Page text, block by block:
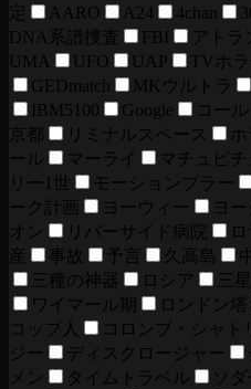
定
AARO A24 4chan
DNA系譜捜査
FBI アトラ
UMA
UFO UAP TVホ
GEDmatch
MKウルトラ
IBM5100
Google コー
京都
リミナルスペース ホ
ール
マーライ マチュピチ
リー1世
モーションブラー
ーク計画
ヨーウィー ヨ
オン
リバーサイド病院
産
事故 予言 久高島
三種の神器
ロシア 三星
ワイマール期
ロンドン塔
コップ人
コロンブ・シャトリ
ジー
ディスクロージャー
メン
タイムトラベル ソ